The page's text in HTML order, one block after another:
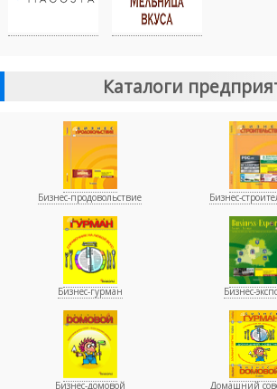
Каталоги
Бизнес-продовольствие Бизнес-
Бизнес-гурман Бизнес-
Бизнес-домовой Домашний